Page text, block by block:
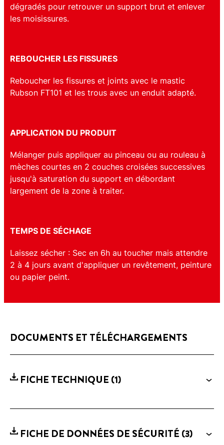
dégradés pour retrouver un support brut et enlever
les moisissures.
REBOUCHER LES FISSURES
Reboucher les fissures et joints avec le mastic
Rubson FT101 et les trous avec un enduit adapté.
APPLICATION DU PRODUIT
Mélanger puis appliquer au pinceau ou au rouleau à
mèches courtes en 2 couches croisées successives
jusqu'à saturation du support en débordant
largement de la zone à traiter.
TEMPS DE SÉCHAGE
Laissez sécher : Sec en 6h au toucher mais attendre
2 à 4 jours avant d'appliquer un revêtement, peinture
ou papier peint.
DOCUMENTS ET TÉLÉCHARGEMENTS
FICHE TECHNIQUE (1)
FICHE DE DONNÉES DE SÉCURITÉ (3)